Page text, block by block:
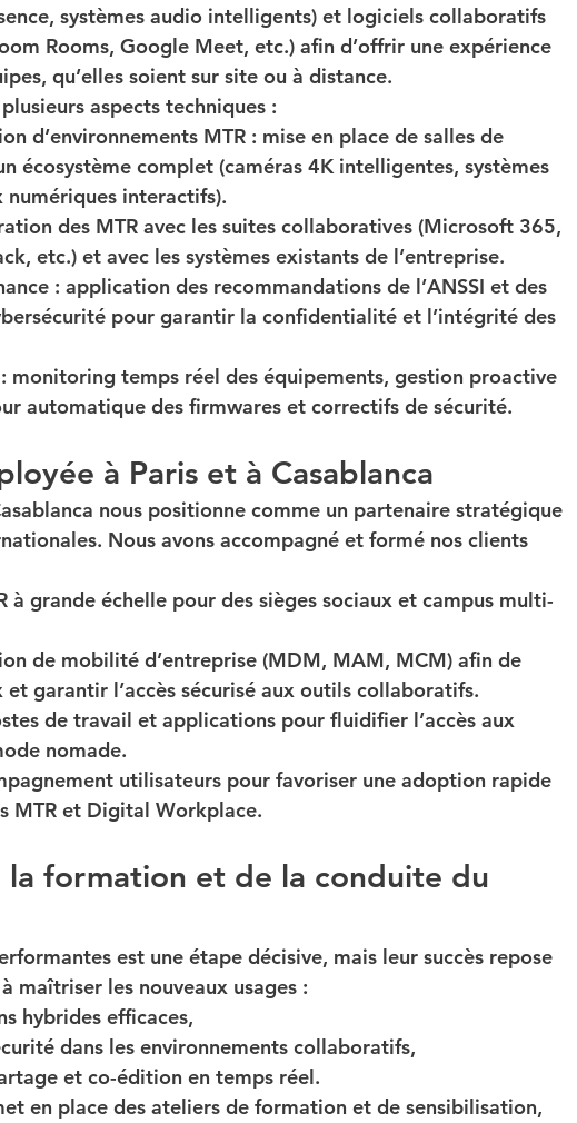
systèmes audio intelligents) et logiciels collaboratifs
Rooms, Google Meet, etc.) afin d’offrir une expérience
qu’elles soient sur site ou à distance.
aspects techniques :
d’environnements MTR : mise en place de salles de
écosystème complet (caméras 4K intelligentes, systèmes
interactifs).
des MTR avec les suites collaboratives (Microsoft 365,
etc.) et avec les systèmes existants de l’entreprise.
: application des recommandations de l’ANSSI et des
pour garantir la confidentialité et l’intégrité des
: monitoring temps réel des équipements, gestion proactive
automatique des firmwares et correctifs de sécurité.
à Paris et à Casablanca
nous positionne comme un partenaire stratégique
Nous avons accompagné et formé nos clients
à grande échelle pour des sièges sociaux et campus multi-
de mobilité d’entreprise (MDM, MAM, MCM) afin de
garantir l’accès sécurisé aux outils collaboratifs.
de travail et applications pour fluidifier l’accès aux
nomade.
utilisateurs pour favoriser une adoption rapide
MTR et Digital Workplace.
la formation et de la conduite du
est une étape décisive, mais leur succès repose
maîtriser les nouveaux usages :
hybrides efficaces,
dans les environnements collaboratifs,
et co-édition en temps réel.
en place des ateliers de formation et de sensibilisation,